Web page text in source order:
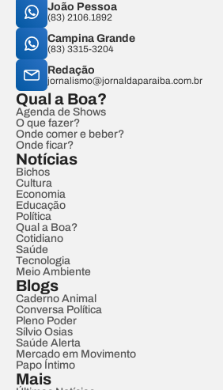
João Pessoa
(83) 2106.1892
Campina Grande
(83) 3315-3204
Redação
jornalismo@jornaldaparaiba.com.br
Qual a Boa?
Agenda de Shows
O que fazer?
Onde comer e beber?
Onde ficar?
Notícias
Bichos
Cultura
Economia
Educação
Política
Qual a Boa?
Cotidiano
Saúde
Tecnologia
Meio Ambiente
Blogs
Caderno Animal
Conversa Política
Pleno Poder
Sílvio Osias
Saúde Alerta
Mercado em Movimento
Papo Íntimo
Mais